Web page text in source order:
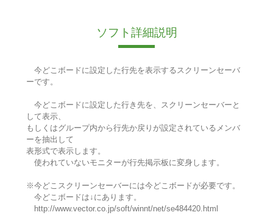
ソフト詳細説明
今どこボードに設定した行先を表示するスクリーンセーバ
ーです。
今どこボードに設定した行き先を、スクリーンセーバーと
して表示、
もしくはグループ内から行先か戻りが設定されているメンバ
ーを抽出して
表形式で表示します。
使われていないモニターが行先掲示板に変身します。
※今どこスクリーンセーバーには今どこボードが必要です。
今どこボードは↓にあります。
http://www.vector.co.jp/soft/winnt/net/se484420.html